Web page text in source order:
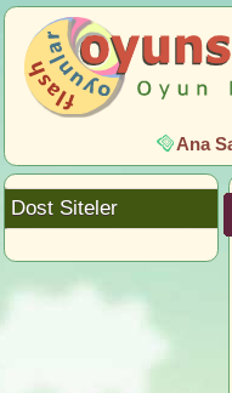
Ana
Dost Siteler